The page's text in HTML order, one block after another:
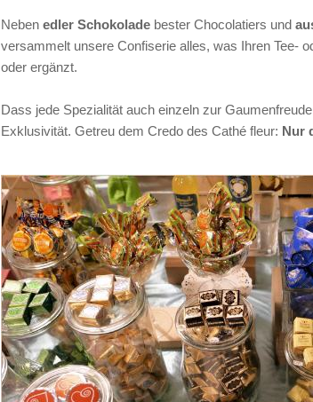
Neben edler Schokolade bester Chocolatiers und
versammelt unsere Confiserie alles, was Ihren Tee-
oder ergänzt.
Dass jede Spezialität auch einzeln zur
Exklusivität. Getreu dem Credo des Cathé fleur: Nur